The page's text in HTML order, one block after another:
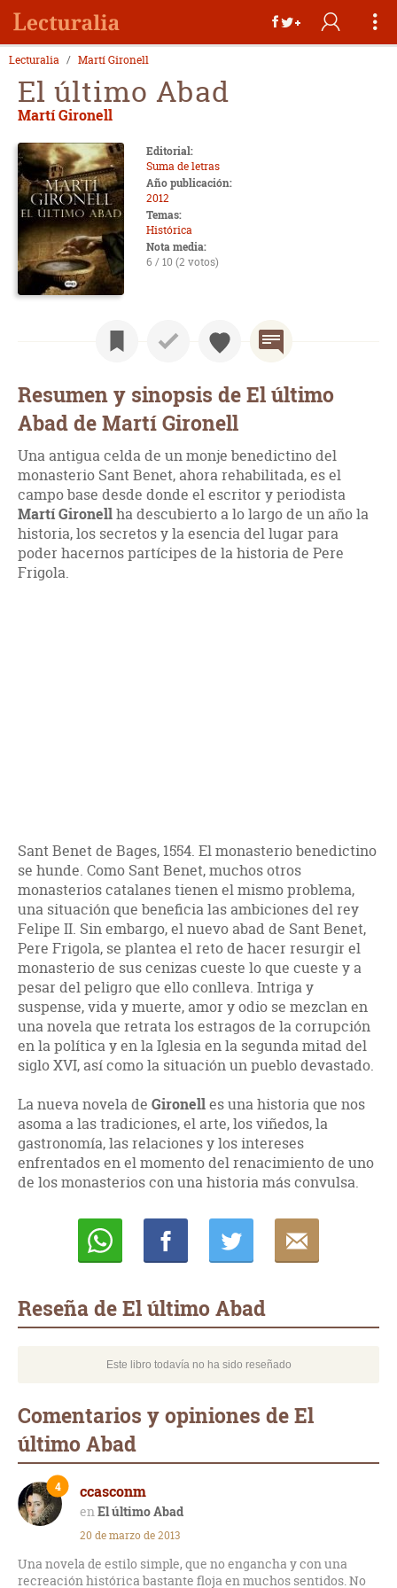
Lecturalia Martí Gironell
El último Abad
Martí Gironell
Editorial:
Suma de letras
Año publicación:
2012
Temas:
Histórica
Nota media:
6 / 10 (2 votos)
Resumen y sinopsis de El último
Abad de Martí Gironell
Una antigua celda de un monje benedictino del
monasterio Sant Benet, ahora rehabilitada, es el
campo base desde donde el escritor y periodista
Martí Gironellha descubierto a lo largo de un año la
historia, los secretos y la esencia del lugar para
poder hacernos partícipes de la historia de Pere
Frigola.
Sant Benet de Bages, 1554. El monasterio benedictino
se hunde. Como Sant Benet, muchos otros
monasterios catalanes tienen el mismo problema,
una situación que beneficia las ambiciones del rey
Felipe II. Sin embargo, el nuevo abad de Sant Benet,
Pere Frigola, se plantea el reto de hacer resurgir el
monasterio de sus cenizas cueste lo que cueste y a
pesar del peligro que ello conlleva. Intriga y
suspense, vida y muerte, amor y odio se mezclan en
una novela que retrata los estragos de la corrupción
en la política y en la Iglesia en la segunda mitad del
siglo XVI, así como la situación un pueblo devastado.
La nueva novela de Gironelles una historia que nos
asoma a las tradiciones, el arte, los viñedos, la
gastronomía, las relaciones y los intereses
enfrentados en el momento del renacimiento de uno
de los monasterios con una historia más convulsa.
Reseña de El último Abad
Este libro todavía no ha sido reseñado
Comentarios y opiniones de El
último Abad
ccasconm
El último Abad
4
20 de marzo de 2013
Una novela de estilo simple, que no engancha y con una
recreación histórica bastante floja en muchos sentidos. No